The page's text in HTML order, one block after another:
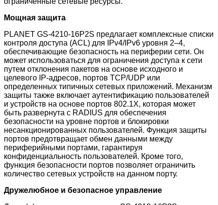
Мощная защита
PLANET GS-4210-16P2S предлагает комплексные списки
контроля доступа (ACL) для IPv4/IPv6 уровня 2–4,
обеспечивающие безопасность на периферии сети. Он
может использоваться для ограничения доступа к сети
путем отклонения пакетов на основе исходного и
целевого IP-адресов, портов TCP/UDP или
определенных типичных сетевых приложений. Механизм
защиты также включает аутентификацию пользователей
и устройств на основе портов 802.1X, которая может
быть развернута с RADIUS для обеспечения
безопасности на уровне портов и блокировки
несанкционированных пользователей. Функция защиты
портов предотвращает обмен данными между
периферийными портами, гарантируя
конфиденциальность пользователей. Кроме того,
функция безопасности портов позволяет ограничить
количество сетевых устройств на данном порту.
Дружелюбное и безопасное управление